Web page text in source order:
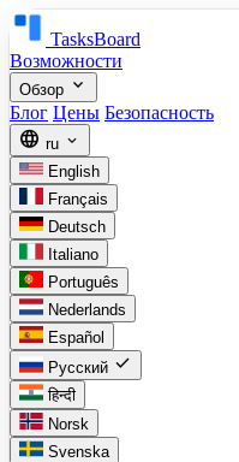
TasksBoard
Возможности
Обзор expand_more
Блог Цены Безопасность
language ru expand_more
English
Français
Deutsch
Italiano
Português
Nederlands
Español
Русский check
हिन्दी
Norsk
Svenska